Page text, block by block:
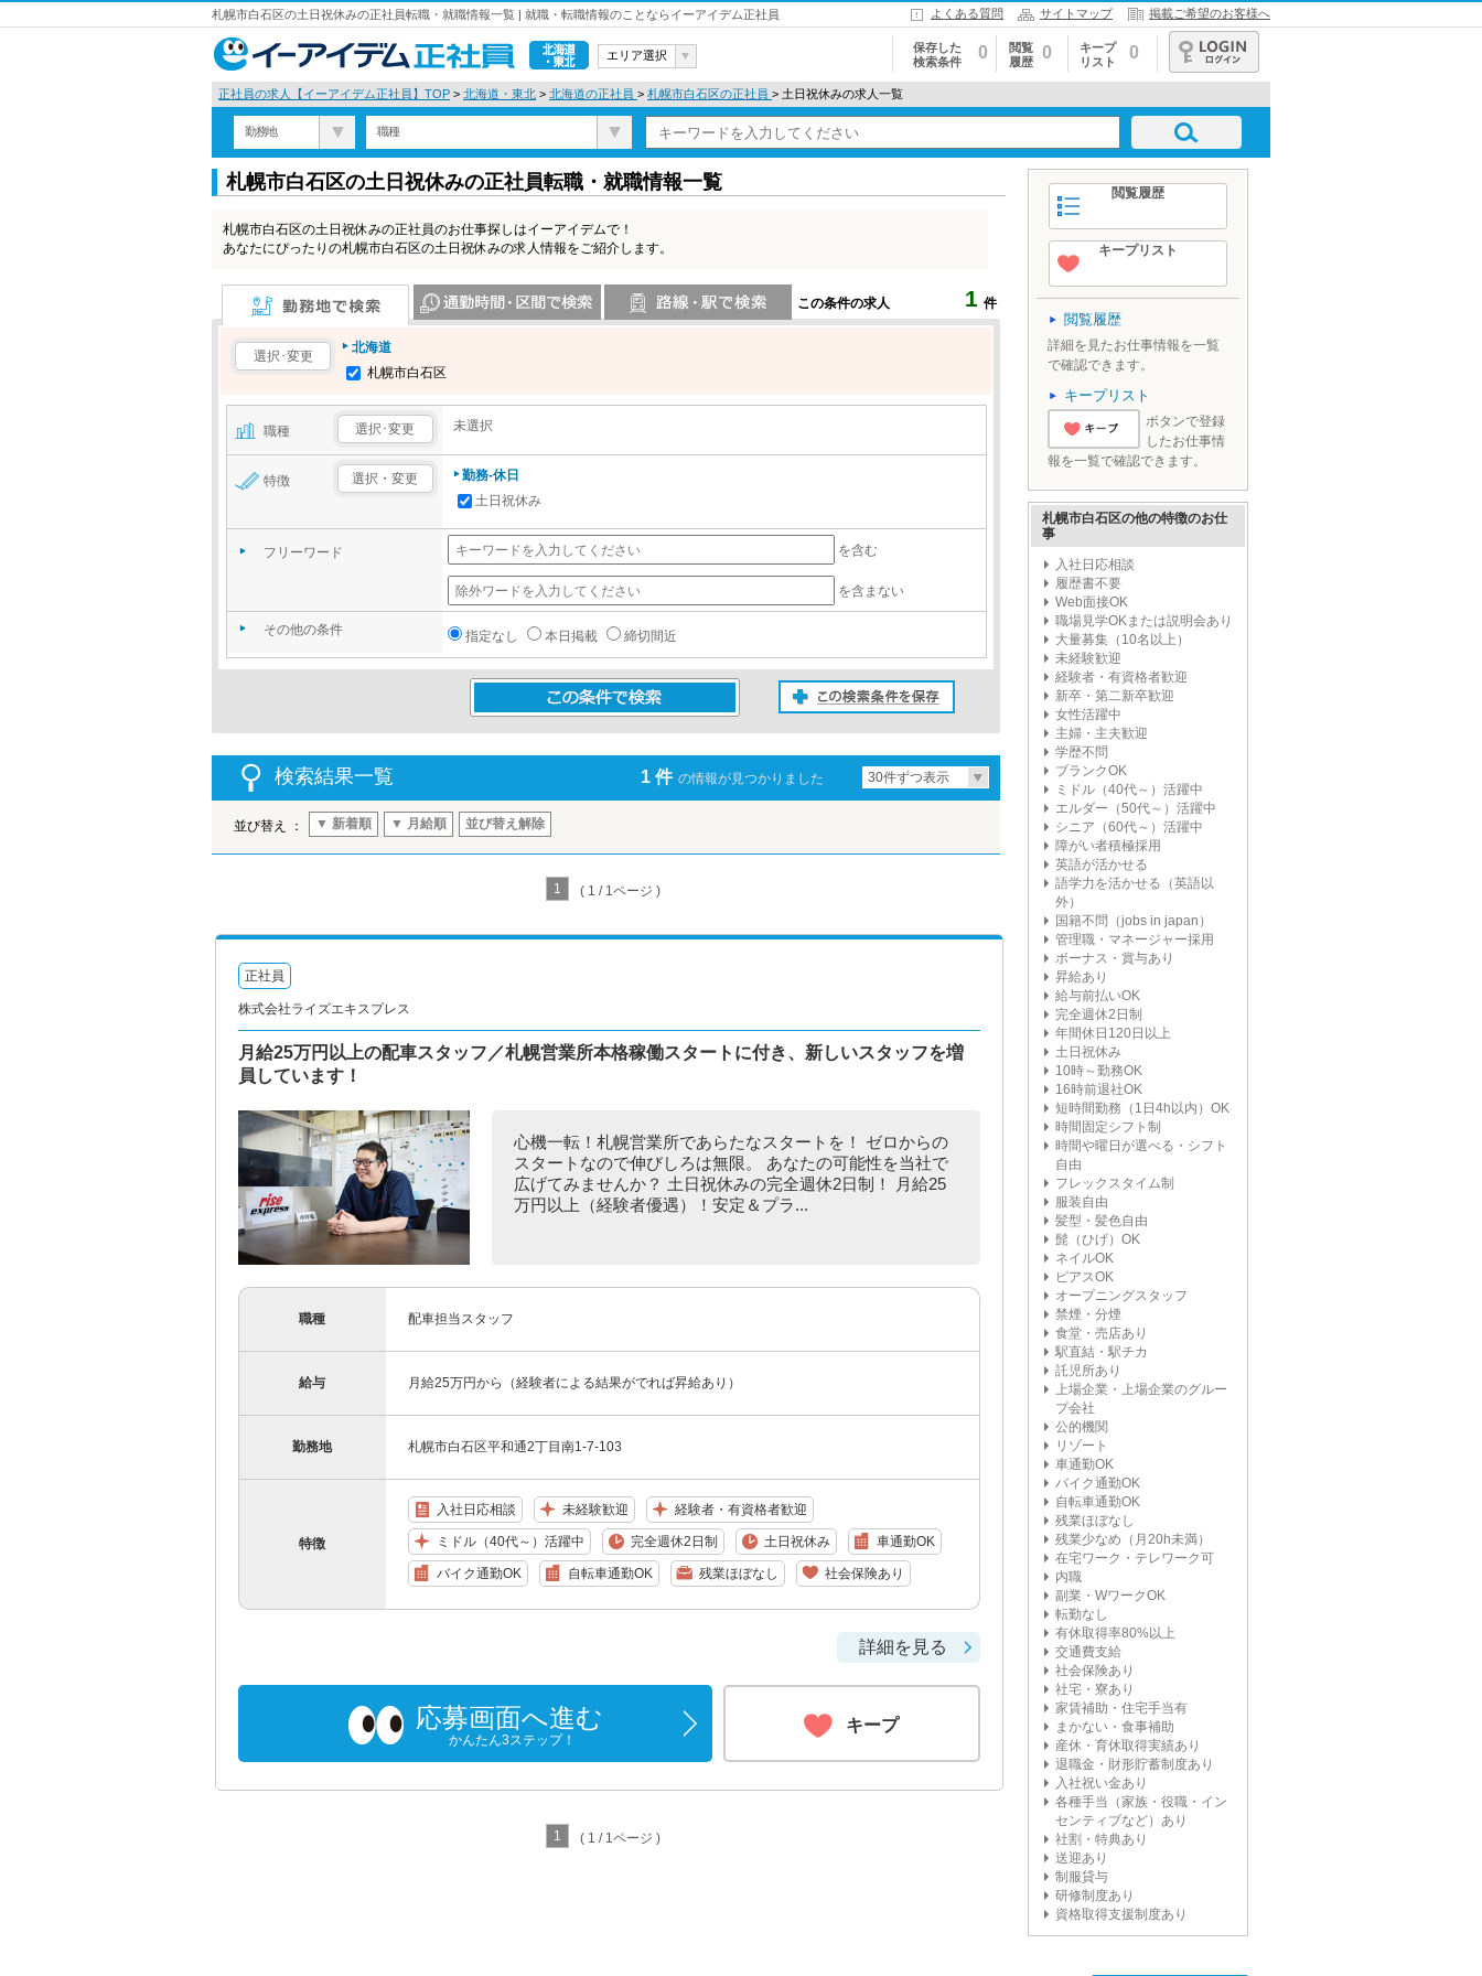
札幌市白石区の土日祝休みの正社員転職・就職情報一覧 | 就職・転職情報のことならイーアイデム正社員 よくある質問 サイトマップ 掲載ご希望のお客様へ
北海道・東
北
エリア選択
保存した
検索条件
0
閲覧
履歴
0
キープ
リスト
0
ログイン
正社員の求人【イーアイデム正社員】TOP > 北海道・東北 > 北海道の正社員 > 札幌市白石区の正社員 > 土日祝休みの求人一覧
勤務地 職種
札幌市白石区の土日祝休みの正社員転職・就職情報一覧
札幌市白石区の土日祝休みの正社員のお仕事探しはイーアイデムで！
あなたにぴったりの札幌市白石区の土日祝休みの求人情報をご紹介します。
この条件の求人 1 件
選択･変更
北海道
札幌市白石区
職種 選択･変更 未選択
特徴 選択・変更
勤務-休日
土日祝休み
フリーワード を含む
を含まない
その他の条件 指定なし 本日掲載 締切間近
検索結果一覧 1 件 の情報が見つかりました 30件ずつ表示
並び替え ： ▼ 新着順 ▼ 月給順 並び替え解除
1 ( 1 / 1ページ )
正社員
株式会社ライズエキスプレス
月給25万円以上の配車スタッフ／札幌営業所本格稼働スタートに付き、新しいスタッフを増
員しています！
心機一転！札幌営業所であらたなスタートを！ ゼロからの
スタートなので伸びしろは無限。 あなたの可能性を当社で
広げてみませんか？ 土日祝休みの完全週休2日制！ 月給25
万円以上（経験者優遇）！安定＆プラ...
職種 配車担当スタッフ
給与 月給25万円から（経験者による結果がでれば昇給あり）
勤務地 札幌市白石区平和通2丁目南1-7-103
特徴
入社日応相談 未経験歓迎 経験者・有資格者歓迎
ミドル（40代～）活躍中 完全週休2日制 土日祝休み 車通勤OK
バイク通勤OK 自転車通勤OK 残業ほぼなし 社会保険あり
詳細を見る
応募画面へ進む
かんたん3ステップ！
キープ
1 ( 1 / 1ページ )
閲覧履歴
キープリスト
閲覧履歴
詳細を見たお仕事情報を一覧
で確認できます。
キープリスト
'とりあえずキ
ボタンで登録
したお仕事情
報を一覧で確認できます。
札幌市白石区の他の特徴のお仕
事
入社日応相談
履歴書不要
Web面接OK
職場見学OKまたは説明会あり
大量募集（10名以上）
未経験歓迎
経験者・有資格者歓迎
新卒・第二新卒歓迎
女性活躍中
主婦・主夫歓迎
学歴不問
ブランクOK
ミドル（40代～）活躍中
エルダー（50代～）活躍中
シニア（60代～）活躍中
障がい者積極採用
英語が活かせる
語学力を活かせる（英語以
外）
国籍不問（jobs in japan）
管理職・マネージャー採用
ボーナス・賞与あり
昇給あり
給与前払いOK
完全週休2日制
年間休日120日以上
土日祝休み
10時～勤務OK
16時前退社OK
短時間勤務（1日4h以内）OK
時間固定シフト制
時間や曜日が選べる・シフト
自由
フレックスタイム制
服装自由
髪型・髪色自由
髭（ひげ）OK
ネイルOK
ピアスOK
オープニングスタッフ
禁煙・分煙
食堂・売店あり
駅直結・駅チカ
託児所あり
上場企業・上場企業のグルー
プ会社
公的機関
リゾート
車通勤OK
バイク通勤OK
自転車通勤OK
残業ほぼなし
残業少なめ（月20h未満）
在宅ワーク・テレワーク可
内職
副業・WワークOK
転勤なし
有休取得率80%以上
交通費支給
社会保険あり
社宅・寮あり
家賃補助・住宅手当有
まかない・食事補助
産休・育休取得実績あり
退職金・財形貯蓄制度あり
入社祝い金あり
各種手当（家族・役職・イン
センティブなど）あり
社割・特典あり
送迎あり
制服貸与
研修制度あり
資格取得支援制度あり